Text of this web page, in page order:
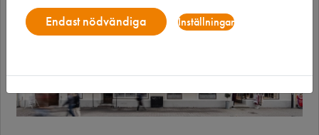
Endast nödvändiga Inställningar